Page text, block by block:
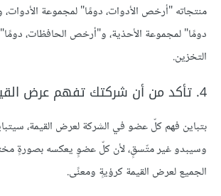
منتجاته "أرخص الأدوات، دومًا" لمجموعة
دومًا" لمجموعة الأحذية، و"أرخص الحافظات،
التخزين.
4. تأكد من أن شركتك تفهم عرض القيمة
بتباين فهم كلّ عضو في الشركة لعرض القيمة،
وسيبدو غير متّسقٍ، لأن كلّ عضوٍ يعكسه بصورةٍ
الجميع لعرض القيمة كرؤيةٍ ومعنًى.